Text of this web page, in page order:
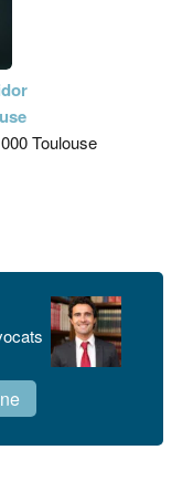
Toulouse